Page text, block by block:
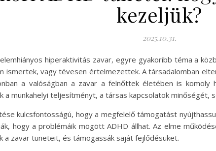
kezeljük?
2025.10.31.
hiperaktivitás zavar, egyre gyakoribb téma a
ismertek, vagy tévesen értelmezettek. A társadalomban
a valóságban a zavar a felnőttek életében is komoly
a munkahelyi teljesítményt, a társas kapcsolatok minőségét,
kulcsfontosságú, hogy a megfelelő támogatást
hogy a problémáik mögött ADHD állhat. Az elme
a zavar tüneteit, és támogassák saját fejlődésüket.